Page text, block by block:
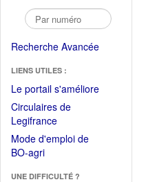
Recherche Avancée
LIENS UTILES :
Le portail s'améliore(Fichier
Circulaires de
Legifrance(Ouvrir
dans
une
fenêtre)
Mode d'emploi de
BO-agri(Ouvrir
une
UNE DIFFICULTÉ ?